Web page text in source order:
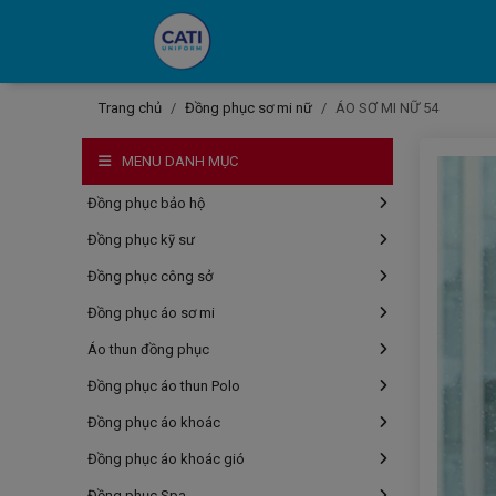
Trang chủ Đồng phục sơ mi nữ ÁO SƠ MI NỮ 54
MENU DANH MỤC
Đồng phục bảo hộ
Đồng phục kỹ sư
Đồng phục công sở
Đồng phục áo sơ mi
Áo thun đồng phục
Đồng phục áo thun Polo
Đồng phục áo khoác
Đồng phục áo khoác gió